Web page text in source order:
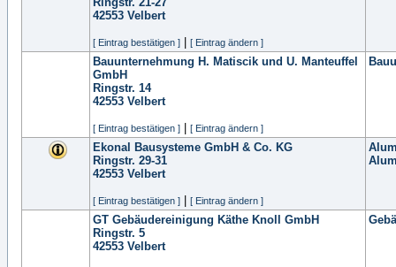
42553 Velbert
[ Eintrag bestätigen ] [ Eintrag ändern ]
Bauunternehmung H. Matiscik und U. Manteuffel
GmbH
Ringstr. 14
42553 Velbert
[ Eintrag bestätigen ] [ Eintrag ändern ]
Ekonal Bausysteme GmbH & Co. KG
Ringstr. 29-31
42553 Velbert
[ Eintrag bestätigen ] [ Eintrag ändern ]
GT Gebäudereinigung Käthe Knoll GmbH
Ringstr. 5
42553 Velbert